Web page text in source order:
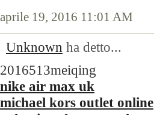
aprile 19, 2016 11:01 AM
Unknown ha detto...
2016513meiqing
nike air max uk
michael kors outlet online